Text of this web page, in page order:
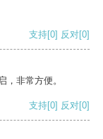
支持[0] 反对[0]
，非常方便。
支持[0] 反对[0]